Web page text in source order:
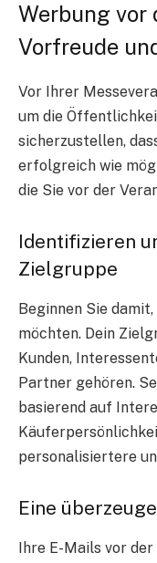
Werbung vor
Vorfreude
Vor Ihrer
um die
sicherzustellen,
erfolgreich wie
die Sie vor der
Identifizieren
Zielgruppe
Beginnen Sie
möchten. Dein
Kunden,
Partner gehören.
basierend auf
personalisiertere
Eine
Ihre E-Mails vor